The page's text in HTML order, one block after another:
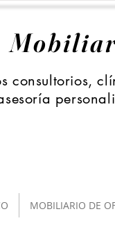
consultorios,
MOBILIARIO DE